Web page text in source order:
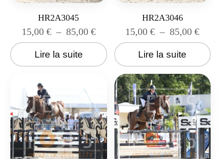
HR2A3045
15,00 € – 85,00 €
Lire la suite
HR2A3046
15,00€ – 85,00€
Lire la suite